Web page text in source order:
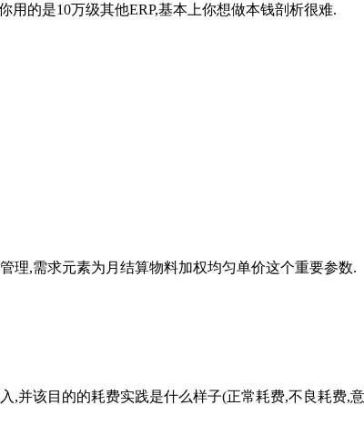
的是10万级其他ERP,基本上你想做本钱剖析很难.
理,需求元素为月结算物料加权均匀单价这个重要参数.
,并该目的的耗费实践是什么样子(正常耗费,不良耗费,